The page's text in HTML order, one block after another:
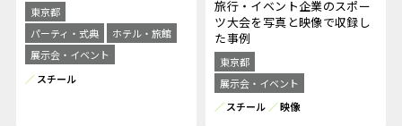
東京都
パーティ・式典
ホテル・旅館
展示会・イベント
スチール
旅行・イベント企業のスポー
ツ大会を写真と映像で収録し
た事例
東京都
展示会・イベント
スチール
映像